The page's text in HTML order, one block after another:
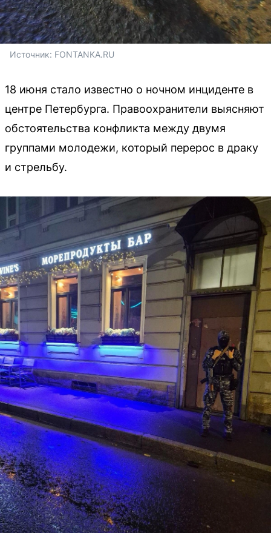
Источник: FONTANKA.RU
18 июня стало известно о ночном инциденте в
центре Петербурга. Правоохранители выясняют
обстоятельства конфликта между двумя
группами молодежи, который перерос в драку
и стрельбу.